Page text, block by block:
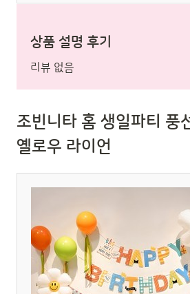
상품 설명 후기
리뷰 없음
조빈니타 홈 생일파티 풍
옐로우 라이언